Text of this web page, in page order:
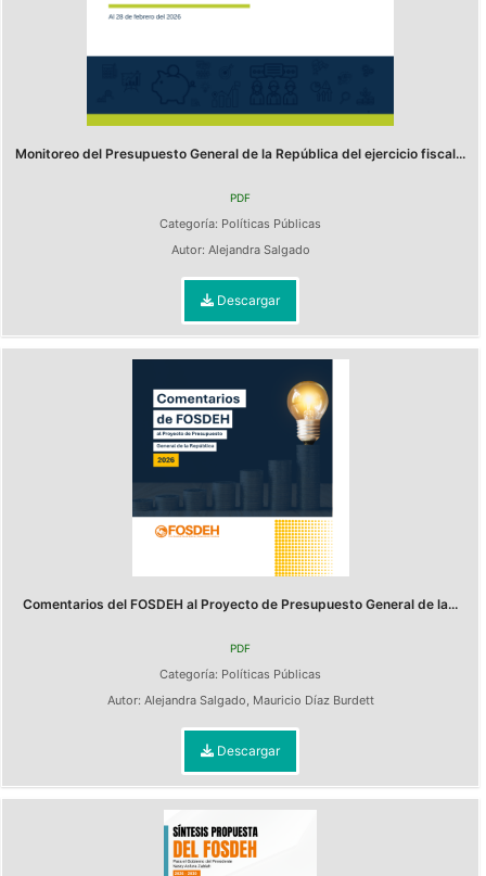
Monitoreo del Presupuesto General de la República del ejercicio fiscal...
PDF
Categoría: Políticas Públicas
Autor: Alejandra Salgado
Descargar
Comentarios del FOSDEH al Proyecto de Presupuesto General de la...
PDF
Categoría: Políticas Públicas
Autor: Alejandra Salgado, Mauricio Díaz Burdett
Descargar